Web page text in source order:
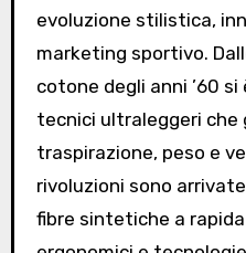
evoluzione stilistica,
marketing sportivo.
cotone degli anni ’60
tecnici ultraleggeri che
traspirazione, peso e
rivoluzioni sono
fibre sintetiche a